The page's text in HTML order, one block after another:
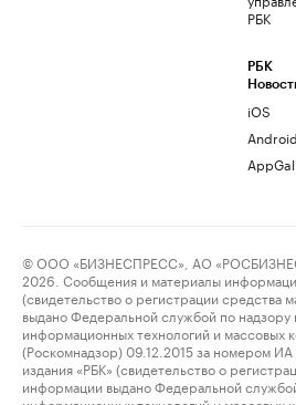
РБК
РБК
iOS
Android
© ООО «БИЗНЕСПРЕСС», АО
2026. Сообщения и материалы
(свидетельство о регистрации средства
выдано Федеральной службой по надзору
информационных технологий и массовых
(Роскомнадзор) 09.12.2015 за номером
издания «РБК» (свидетельство о
информации выдано Федеральной